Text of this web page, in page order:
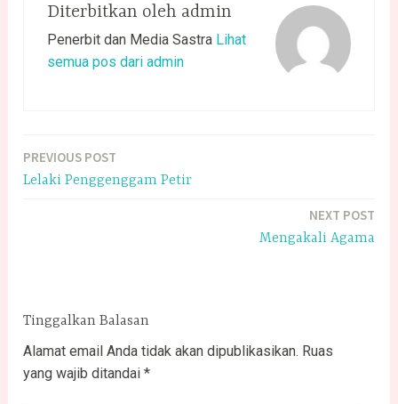
Diterbitkan oleh admin
Penerbit dan Media Sastra Lihat
semua pos dari admin
Navigasi
PREVIOUS POST
Lelaki Penggenggam Petir
NEXT POST
Mengakali Agama
Tinggalkan Balasan
Alamat email Anda tidak akan dipublikasikan. Ruas
yang wajib ditandai*